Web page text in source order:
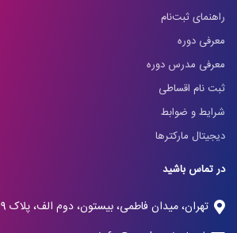
راهنمای ثبت‌نام
معرفی دوره
معرفی مدرس دوره
ثبت نام اقساطی
شرایط و ضوابط
دیجیتال مارکترها
در تماس باشید
تهران، میدان فاطمی، بیستون، دوم الف، پلاک 9